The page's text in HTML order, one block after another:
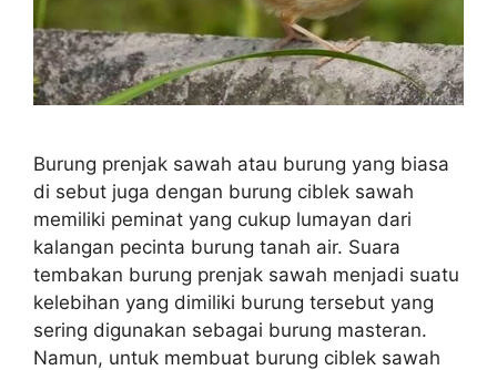
Burung prenjak sawah atau burung yang biasa
di sebut juga dengan burung ciblek sawah
memiliki peminat yang cukup lumayan dari
kalangan pecinta burung tanah air. Suara
tembakan burung prenjak sawah menjadi suatu
kelebihan yang dimiliki burung tersebut yang
sering digunakan sebagai burung masteran.
Namun, untuk membuat burung ciblek sawah